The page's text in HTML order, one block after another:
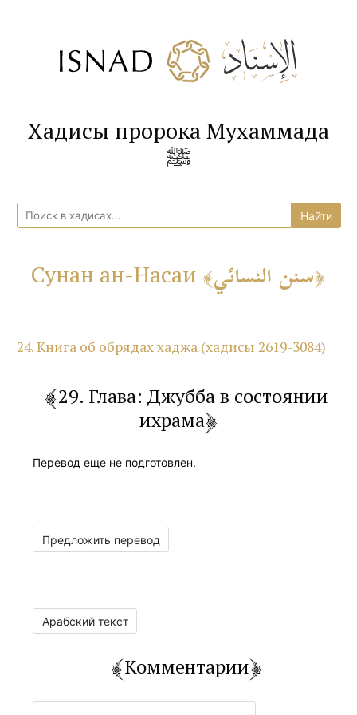
Хадисы пророка Мухаммада
ﷺ
Сунан ан-Насаи سنن النسائي
24. Книга об обрядах хаджа (хадисы 2619-3084)
29. Глава: Джубба в состоянии
ихрама
Перевод еще не подготовлен.
Предложить перевод
Арабский текст
Комментарии